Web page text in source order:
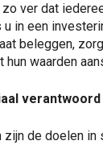
ver dat
u in een
beleggen,
waarden
zijn de doelen